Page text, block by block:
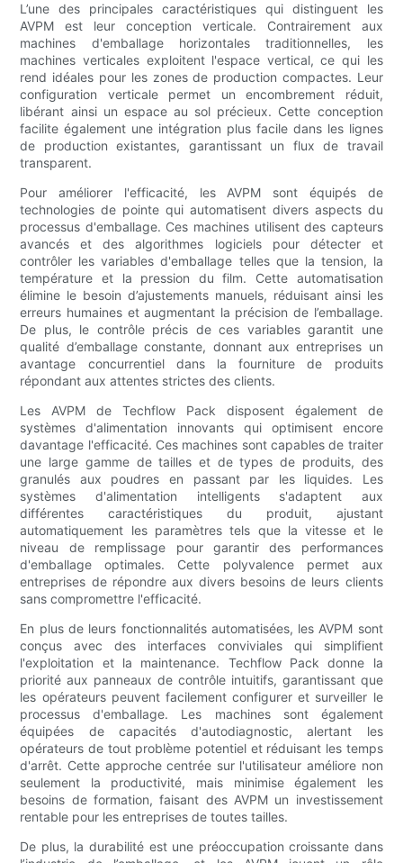
L’une des principales caractéristiques qui distinguent les
AVPM est leur conception verticale. Contrairement aux
machines d'emballage horizontales traditionnelles, les
machines verticales exploitent l'espace vertical, ce qui les
rend idéales pour les zones de production compactes. Leur
configuration verticale permet un encombrement réduit,
libérant ainsi un espace au sol précieux. Cette conception
facilite également une intégration plus facile dans les lignes
de production existantes, garantissant un flux de travail
transparent.
Pour améliorer l'efficacité, les AVPM sont équipés de
technologies de pointe qui automatisent divers aspects du
processus d'emballage. Ces machines utilisent des capteurs
avancés et des algorithmes logiciels pour détecter et
contrôler les variables d'emballage telles que la tension, la
température et la pression du film. Cette automatisation
élimine le besoin d’ajustements manuels, réduisant ainsi les
erreurs humaines et augmentant la précision de l’emballage.
De plus, le contrôle précis de ces variables garantit une
qualité d’emballage constante, donnant aux entreprises un
avantage concurrentiel dans la fourniture de produits
répondant aux attentes strictes des clients.
Les AVPM de Techflow Pack disposent également de
systèmes d'alimentation innovants qui optimisent encore
davantage l'efficacité. Ces machines sont capables de traiter
une large gamme de tailles et de types de produits, des
granulés aux poudres en passant par les liquides. Les
systèmes d'alimentation intelligents s'adaptent aux
différentes caractéristiques du produit, ajustant
automatiquement les paramètres tels que la vitesse et le
niveau de remplissage pour garantir des performances
d'emballage optimales. Cette polyvalence permet aux
entreprises de répondre aux divers besoins de leurs clients
sans compromettre l'efficacité.
En plus de leurs fonctionnalités automatisées, les AVPM sont
conçus avec des interfaces conviviales qui simplifient
l'exploitation et la maintenance. Techflow Pack donne la
priorité aux panneaux de contrôle intuitifs, garantissant que
les opérateurs peuvent facilement configurer et surveiller le
processus d'emballage. Les machines sont également
équipées de capacités d'autodiagnostic, alertant les
opérateurs de tout problème potentiel et réduisant les temps
d'arrêt. Cette approche centrée sur l'utilisateur améliore non
seulement la productivité, mais minimise également les
besoins de formation, faisant des AVPM un investissement
rentable pour les entreprises de toutes tailles.
De plus, la durabilité est une préoccupation croissante dans